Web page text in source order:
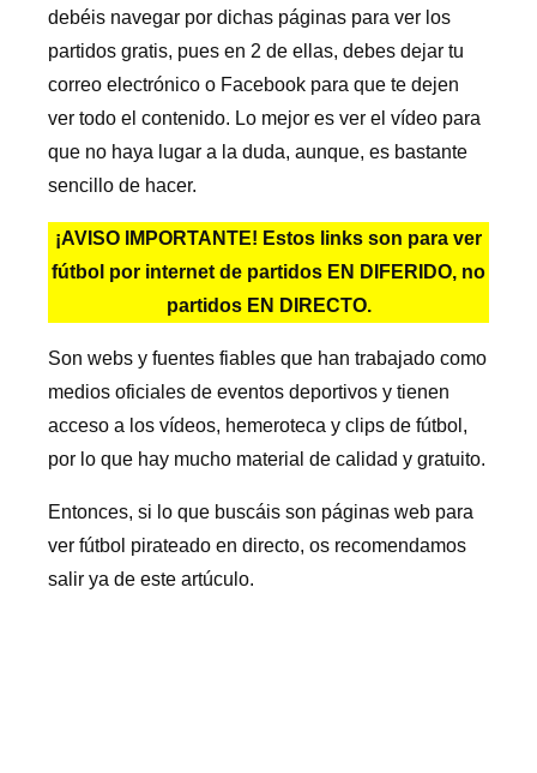
debéis navegar por dichas páginas para ver los
partidos gratis, pues en 2 de ellas, debes dejar tu
correo electrónico o Facebook para que te dejen
ver todo el contenido. Lo mejor es ver el vídeo para
que no haya lugar a la duda, aunque, es bastante
sencillo de hacer.
¡AVISO IMPORTANTE! Estos links son para ver
fútbol por internet de partidos EN DIFERIDO, no
partidos EN DIRECTO.
Son webs y fuentes fiables que han trabajado como
medios oficiales de eventos deportivos y tienen
acceso a los vídeos, hemeroteca y clips de fútbol,
por lo que hay mucho material de calidad y gratuito.
Entonces, si lo que buscáis son páginas web para
ver fútbol pirateado en directo, os recomendamos
salir ya de este artúculo.